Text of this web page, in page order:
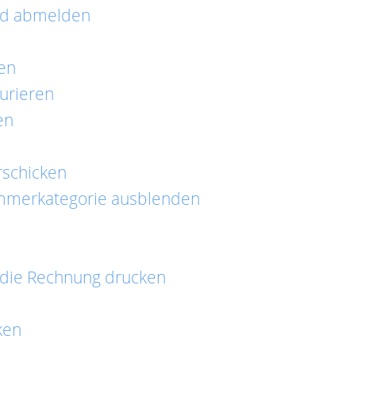
abmelden
ausblenden
Rechnung drucken